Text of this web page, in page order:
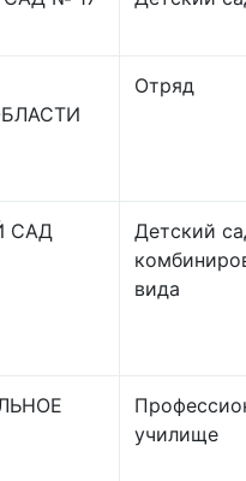
Отряд
САД
Детский
вида
училище